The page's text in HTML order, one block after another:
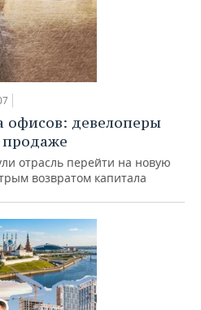
офисов: девелоперы
отрасль перейти на новую
возвратом капитала